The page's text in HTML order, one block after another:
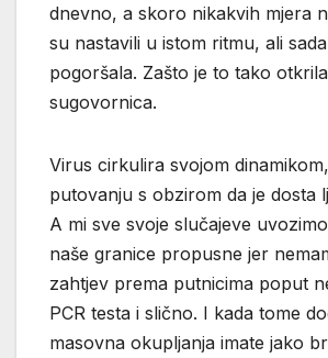
dnevno, a skoro nikakvih mjera
su nastavili u istom ritmu, ali
pogoršala. Zašto je to tako
sugovornica.
Virus cirkulira svojom
putovanju s obzirom da je dosta
A mi sve svoje slučajeve
naše granice propusne jer
zahtjev prema putnicima poput
PCR testa i slično. I kada tome
masovna okupljanja imate jako